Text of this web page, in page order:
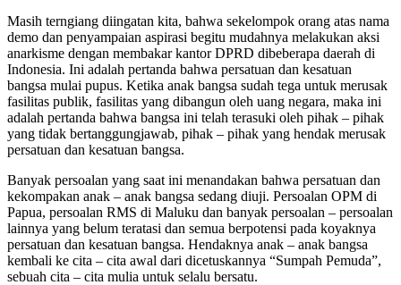
Masih terngiang diingatan kita, bahwa sekelompok orang atas nama
demo dan penyampaian aspirasi begitu mudahnya melakukan aksi
anarkisme dengan membakar kantor DPRD dibeberapa daerah di
Indonesia. Ini adalah pertanda bahwa persatuan dan kesatuan
bangsa mulai pupus. Ketika anak bangsa sudah tega untuk merusak
fasilitas publik, fasilitas yang dibangun oleh uang negara, maka ini
adalah pertanda bahwa bangsa ini telah terasuki oleh pihak – pihak
yang tidak bertanggungjawab, pihak – pihak yang hendak merusak
persatuan dan kesatuan bangsa.
Banyak persoalan yang saat ini menandakan bahwa persatuan dan
kekompakan anak – anak bangsa sedang diuji. Persoalan OPM di
Papua, persoalan RMS di Maluku dan banyak persoalan – persoalan
lainnya yang belum teratasi dan semua berpotensi pada koyaknya
persatuan dan kesatuan bangsa. Hendaknya anak – anak bangsa
kembali ke cita – cita awal dari dicetuskannya “Sumpah Pemuda”,
sebuah cita – cita mulia untuk selalu bersatu.